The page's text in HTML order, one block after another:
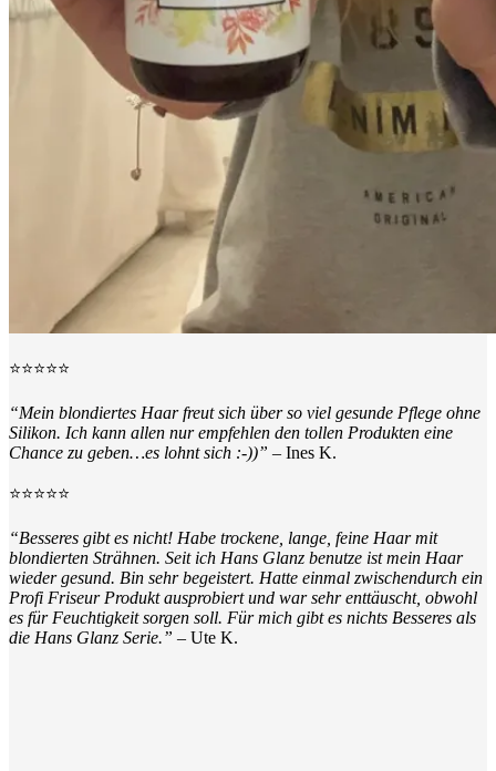
⭐️⭐️⭐️⭐️⭐️
“Mein blondiertes Haar freut sich über so viel gesunde Pflege ohne
Silikon. Ich kann allen nur empfehlen den tollen Produkten eine
Chance zu geben…es lohnt sich :-))” – Ines K.
⭐️⭐️⭐️⭐️⭐️
“Besseres gibt es nicht! Habe trockene, lange, feine Haar mit
blondierten Strähnen. Seit ich Hans Glanz benutze ist mein Haar
wieder gesund. Bin sehr begeistert. Hatte einmal zwischendurch ein
Profi Friseur Produkt ausprobiert und war sehr enttäuscht, obwohl
es für Feuchtigkeit sorgen soll. Für mich gibt es nichts Besseres als
die Hans Glanz Serie.” – Ute K.